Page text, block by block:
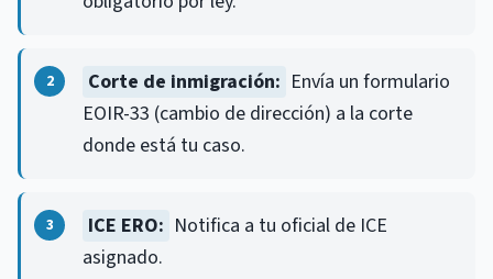
Corte de inmigración: Envía un formulario
EOIR-33 (cambio de dirección) a la corte
donde está tu caso.
ICE ERO: Notifica a tu oficial de ICE
asignado.